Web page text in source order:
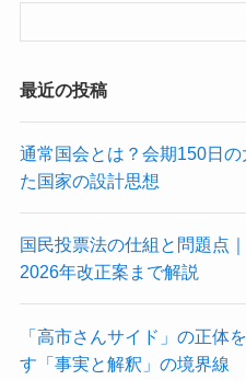
最近の投稿
通常国会とは？会期150日
た国家の設計思想
国民投票法の仕組と問題点
2026年改正案まで解説
「高市さんサイド」の正体
す「事実と解釈」の境界線